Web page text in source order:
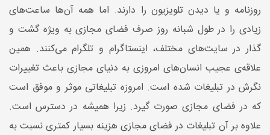
روزنامه و یا دیدن تلویزیون را دارند. اما همه آن‌ها ساعت‌های
زیادی را در طول شبانه روز صرف فضای مجازی به ویژه گشت و
گذار در سایت‌های مختلف، اینستاگرام و تلگرام می‌کنند. همین
علاقه‌ی عجیب انسان‌های امروزی به دنیای مجازی باعث تغییرات
نگرش در تبلیغات شده است. امروزه تبلیغاتی موثر و موفق است
که در فضای مجازی صورت گیرد. زیرا همیشه در دسترس است.
علاوه بر آن تبلیغات در فضای مجازی هزینه بسیار کمتری نسبت به